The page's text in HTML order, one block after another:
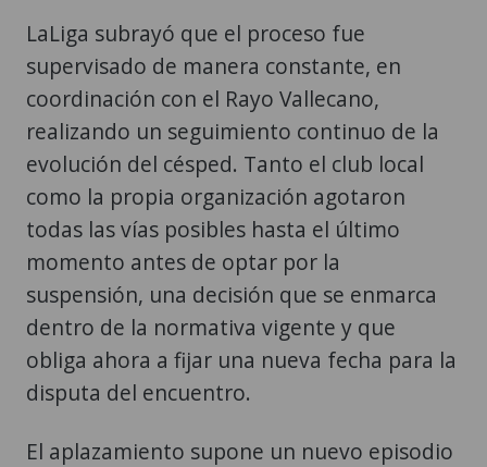
LaLiga subrayó que el proceso fue
supervisado de manera constante, en
coordinación con el Rayo Vallecano,
realizando un seguimiento continuo de la
evolución del césped. Tanto el club local
como la propia organización agotaron
todas las vías posibles hasta el último
momento antes de optar por la
suspensión, una decisión que se enmarca
dentro de la normativa vigente y que
obliga ahora a fijar una nueva fecha para la
disputa del encuentro.
El aplazamiento supone un nuevo episodio